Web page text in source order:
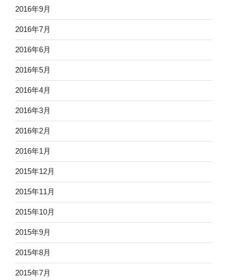
2016年9月
2016年7月
2016年6月
2016年5月
2016年4月
2016年3月
2016年2月
2016年1月
2015年12月
2015年11月
2015年10月
2015年9月
2015年8月
2015年7月